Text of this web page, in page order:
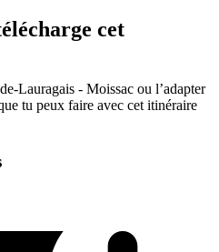
cet
Lauragais - Moissac ou l’adapter
tu peux faire avec cet itinéraire